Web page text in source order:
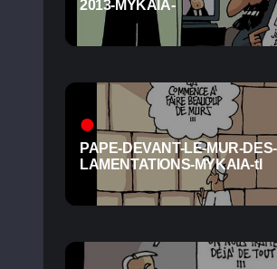
2013-MYKAIA-
PAPE-DEVANT-LE-MUR-DES-
LAMENTATIONS-MYKAIA-tl